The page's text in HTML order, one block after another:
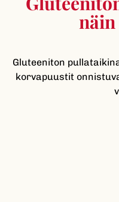
Gluteeniton
korvapuustit